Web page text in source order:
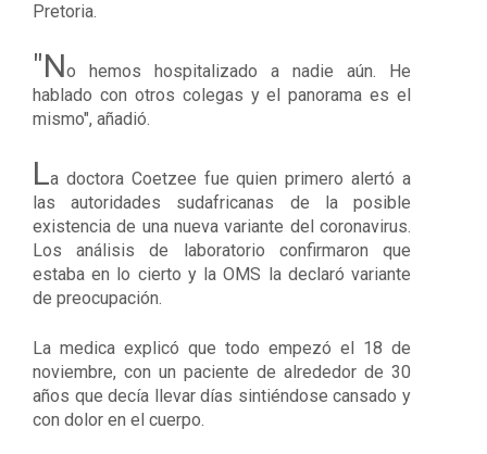
Pretoria.
"No hemos hospitalizado a nadie aún. He
hablado con otros colegas y el panorama es el
mismo", añadió.
La doctora Coetzee fue quien primero alertó a
las autoridades sudafricanas de la posible
existencia de una nueva variante del coronavirus.
Los análisis de laboratorio confirmaron que
estaba en lo cierto y la OMS la declaró variante
de preocupación.
La medica explicó que todo empezó el 18 de
noviembre, con un paciente de alrededor de 30
años que decía llevar días sintiéndose cansado y
con dolor en el cuerpo.